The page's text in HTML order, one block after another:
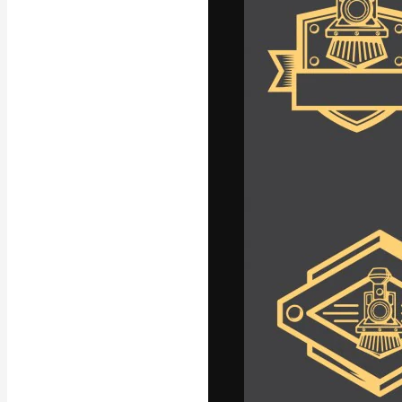
La piattaforma
migliori lavori.
creativi,
Italiano
Copyright ©